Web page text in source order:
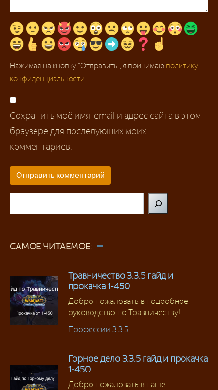
Нажимая на кнопку "Отправить", я принимаю политику
конфиденциальности.
Сохранить моё имя, email и адрес сайта в этом
браузере для последующих моих
комментариев.
САМОЕ ЧИТАЕМОЕ:
Травничество 3.3.5 гайд и
прокачка 1-450
Добро пожаловать в подробное
руководство по Травничеству!
Профессии 3.3.5
Горное дело 3.3.5 гайд и прокачка
1-450
Добро пожаловать в наше